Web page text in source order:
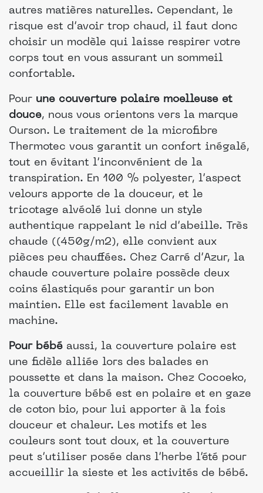
autres matières naturelles. Cependant, le
risque est d’avoir trop chaud, il faut donc
choisir un modèle qui laisse respirer votre
corps tout en vous assurant un sommeil
confortable.
Pour une couverture polaire moelleuse et
douce, nous vous orientons vers la marque
Ourson. Le traitement de la microfibre
Thermotec vous garantit un confort inégalé,
tout en évitant l’inconvénient de la
transpiration. En 100 % polyester, l’aspect
velours apporte de la douceur, et le
tricotage alvéolé lui donne un style
authentique rappelant le nid d’abeille. Très
chaude ((450g/m2), elle convient aux
pièces peu chauffées. Chez Carré d’Azur, la
chaude couverture polaire possède deux
coins élastiqués pour garantir un bon
maintien. Elle est facilement lavable en
machine.
Pour bébé aussi, la couverture polaire est
une fidèle alliée lors des balades en
poussette et dans la maison. Chez Cocoeko,
la couverture bébé est en polaire et en gaze
de coton bio, pour lui apporter à la fois
douceur et chaleur. Les motifs et les
couleurs sont tout doux, et la couverture
peut s’utiliser posée dans l’herbe l’été pour
accueillir la sieste et les activités de bébé.